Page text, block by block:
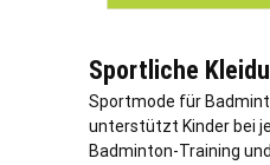
Sportliche
Sportmode für
unterstützt Kinder bei
Badminton-Training